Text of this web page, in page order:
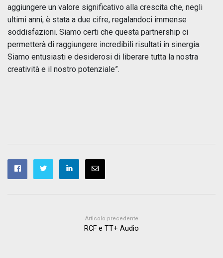
aggiungere un valore significativo alla crescita che, negli
ultimi anni, è stata a due cifre, regalandoci immense
soddisfazioni. Siamo certi che questa partnership ci
permetterà di raggiungere incredibili risultati in sinergia.
Siamo entusiasti e desiderosi di liberare tutta la nostra
creatività e il nostro potenziale”.
Articolo precedente
RCF e TT+ Audio